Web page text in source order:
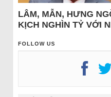
LÂM, MẪN, HƯNG
KỊCH NGHÌN TỶ VỚI
FOLLOW US